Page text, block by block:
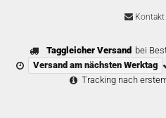
Kontakt
Taggleicher Versand bei
Versand am nächsten Werktag
Tracking nach